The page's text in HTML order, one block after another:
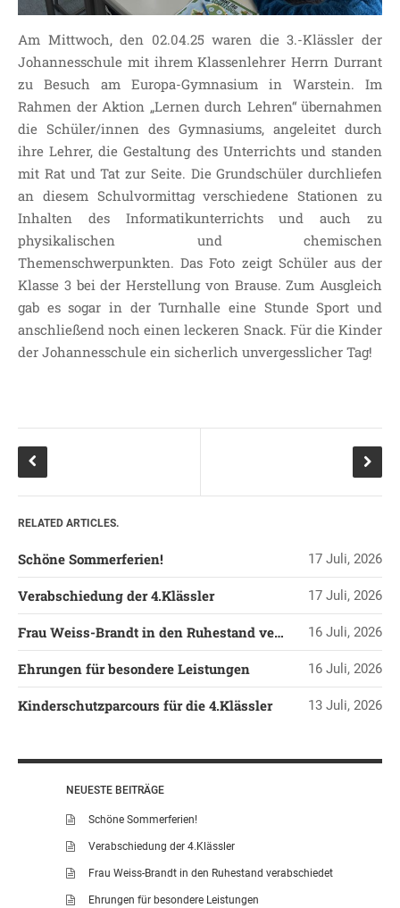
UND MITWIRKUNG
JOHANNESSCHULE
SCHULSOZIALARBEIT
BÜRO
KLASSEN
KLASSE 2 MÖLLMANN
KLASSE 3A LANGENEKE
KLASSE 3B BUDEUS
KLASSE 4 DURRANT
GRUNDSCHULE
GANZTAGSGRUNDSCHULE
KOOPERATIONEN
LINKS
Am Mittwoch, den 02.04.25 waren die 3.-Klässler der
Johannesschule mit ihrem Klassenlehrer Herrn Durrant
zu Besuch am Europa-Gymnasium in Warstein. Im
Rahmen der Aktion „Lernen durch Lehren“ übernahmen
die Schüler/innen des Gymnasiums, angeleitet durch
ihre Lehrer, die Gestaltung des Unterrichts und standen
mit Rat und Tat zur Seite. Die Grundschüler durchliefen
an diesem Schulvormittag verschiedene Stationen zu
Inhalten des Informatikunterrichts und auch zu
physikalischen und chemischen
Themenschwerpunkten. Das Foto zeigt Schüler aus der
Klasse 3 bei der Herstellung von Brause. Zum Ausgleich
gab es sogar in der Turnhalle eine Stunde Sport und
anschließend noch einen leckeren Snack. Für die Kinder
der Johannesschule ein sicherlich unvergesslicher Tag!
RELATED ARTICLES.
Schöne Sommerferien! 17 Juli, 2026
Verabschiedung der 4.Klässler 17 Juli, 2026
Frau Weiss-Brandt in den Ruhestand verabschiedet 16 Juli, 2026
Ehrungen für besondere Leistungen 16 Juli, 2026
Kinderschutzparcours für die 4.Klässler 13 Juli, 2026
NEUESTE BEITRÄGE
Schöne Sommerferien!
Verabschiedung der 4.Klässler
Frau Weiss-Brandt in den Ruhestand verabschiedet
Ehrungen für besondere Leistungen